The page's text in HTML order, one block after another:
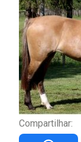
Compartilhar: